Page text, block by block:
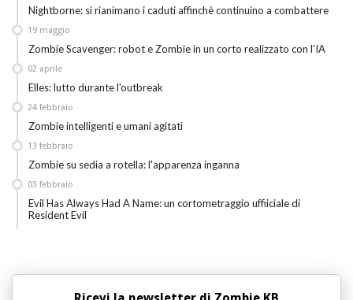
Nightborne: si rianimano i caduti affinchè continuino a combattere
Zombie Scavenger: robot e Zombie in un corto realizzato con l'IA
19 maggio
Elles: lutto durante l'outbreak
02 aprile
Zombie intelligenti e umani agitati
24 febbraio
Zombie su sedia a rotella: l'apparenza inganna
13 febbraio
Evil Has Always Had A Name: un cortometraggio uffiiciale di
Resident Evil
03 febbraio